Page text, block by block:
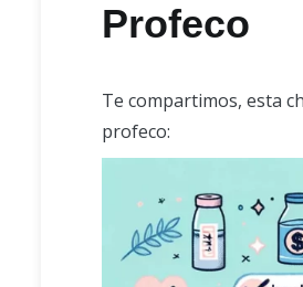
Profeco
Te compartimos, esta
profeco: